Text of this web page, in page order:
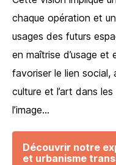
chaque opération et
usages des futurs
en maîtrise d’usage et
favoriser le lien social,
culture et l’art dans
l’image…
Découvrir notre
et urbanisme